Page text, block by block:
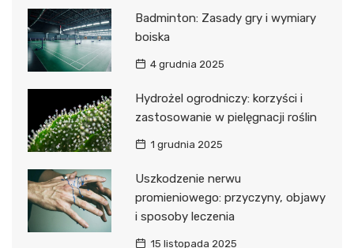
Badminton: Zasady gry i wymiary
boiska
4 grudnia 2025
Hydrożel ogrodniczy: korzyści i
zastosowanie w pielęgnacji roślin
1 grudnia 2025
Uszkodzenie nerwu
promieniowego: przyczyny, objawy
i sposoby leczenia
15 listopada 2025